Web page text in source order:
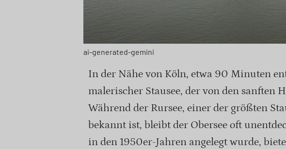
ai-generated-gemini
In der Nähe von Köln, etwa 90 Minuten
malerischer Stausee, der von den sanften
Während der Rursee, einer der größten
bekannt ist, bleibt der Obersee oft
in den 1950er-Jahren angelegt wurde,